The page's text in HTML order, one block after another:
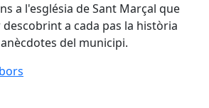
a l'església de Sant Marçal que
a cada pas la història
del municipi.